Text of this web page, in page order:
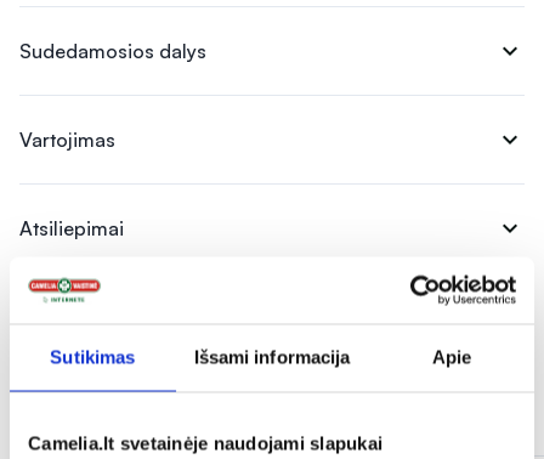
Sutikimas Išsami informacija Apie
Camelia.lt svetainėje naudojami slapukai
Sudedamosios dalys expand_more
Vartojimas expand_more
Atsiliepimai expand_more